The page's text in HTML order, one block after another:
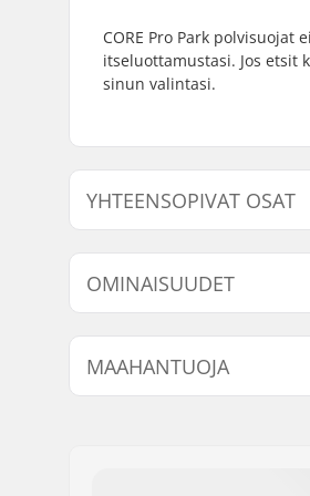
CORE Pro Park
itseluottamustasi. Jos etsit
sinun valintasi.
YHTEENSOPIVAT OSAT
Etsi yhteensopivia tuotteita
OMINAISUUDET
Tyyli:
MAAHANTUOJA